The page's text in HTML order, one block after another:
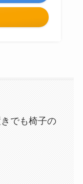
でも椅子の